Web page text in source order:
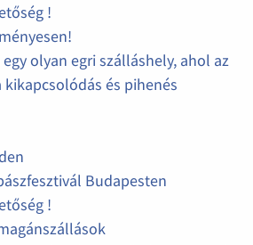
!
olyan egri szálláshely, ahol az
és pihenés
Budapesten
!